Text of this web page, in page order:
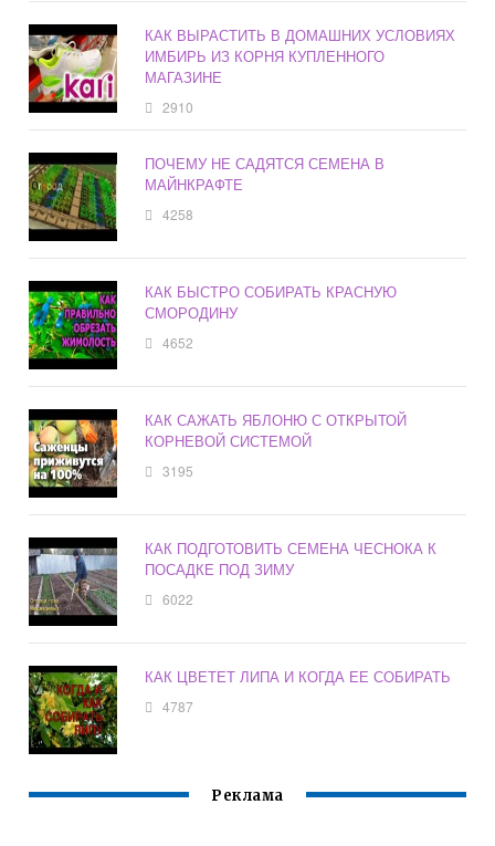
КАК ВЫРАСТИТЬ В ДОМАШНИХ УСЛОВИЯХ
ИМБИРЬ ИЗ КОРНЯ КУПЛЕННОГО
МАГАЗИНЕ
2910
ПОЧЕМУ НЕ САДЯТСЯ СЕМЕНА В
МАЙНКРАФТЕ
4258
КАК БЫСТРО СОБИРАТЬ КРАСНУЮ
СМОРОДИНУ
4652
КАК САЖАТЬ ЯБЛОНЮ С ОТКРЫТОЙ
КОРНЕВОЙ СИСТЕМОЙ
3195
КАК ПОДГОТОВИТЬ СЕМЕНА ЧЕСНОКА К
ПОСАДКЕ ПОД ЗИМУ
6022
КАК ЦВЕТЕТ ЛИПА И КОГДА ЕЕ СОБИРАТЬ
4787
Реклама